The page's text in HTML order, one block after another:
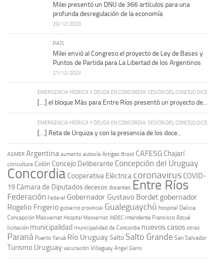
Milei presentó un DNU de 366 artículos para una
profunda desregulación de la economía
20/12/2023
PAÍS
Milei envió al Congreso el proyecto de Ley de Bases y
Puntos de Partida para La Libertad de los Argentinos
27/12/2023
EMERGENCIA HÍDRICA Y DEUDA EN CONCORDIA: SESIÓN DEL CONCEJO DICE:
[…] el bloque Más para Entre Ríos presentó un proyecto de...
EMERGENCIA HÍDRICA Y DEUDA EN CONCORDIA: SESIÓN DEL CONCEJO DICE:
[…] Reta de Urquiza y con la presencia de los doce...
AGMER Argentina aumento autovía Artigas Brasil CAFESG Chajarí
citricultura Colón Concejo Deliberante Concepción del Uruguay
Concordia Cooperativa Eléctrica coronavirus COVID-
19 Cámara de Diputadosdecesos docentes Entre Ríos
Federación Federal Gobernador Gustavo Bordet gobernador
Rogelio Frigerio gobierno provincial Gualeguaychú hospital Delicia
Concepción Masvernat Hospital Masvernat INDEC intendente Francisco Azcué
licitación municipalidad municipalidad de Concordia nuevos casos obras
Paraná Puerto Yeruá Río UruguaySalto Salto Grande San Salvador
Turismo Uruguay vacunación Villaguay Ángel Giano